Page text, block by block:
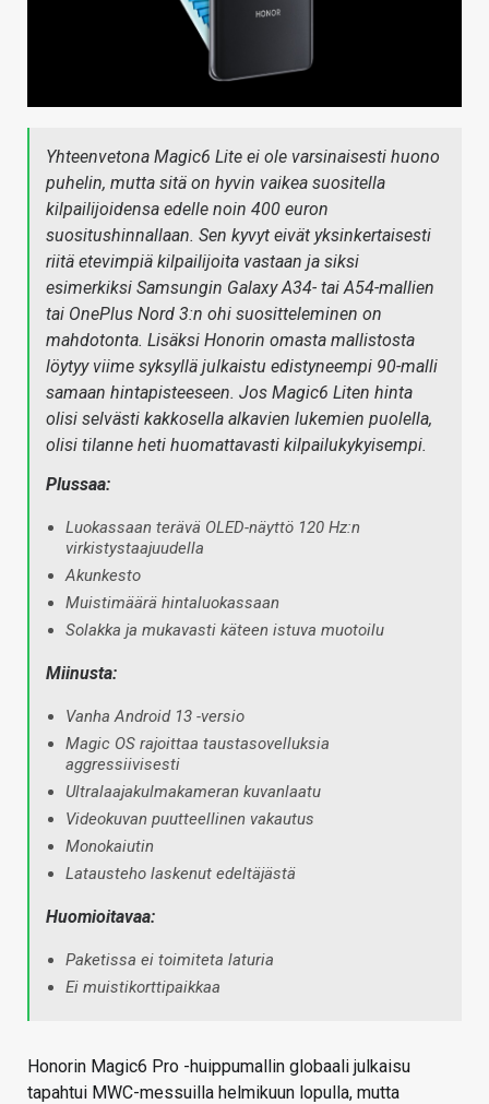
Yhteenvetona Magic6 Lite ei ole varsinaisesti huono
puhelin, mutta sitä on hyvin vaikea suositella
kilpailijoidensa edelle noin 400 euron
suositushinnallaan. Sen kyvyt eivät yksinkertaisesti
riitä etevimpiä kilpailijoita vastaan ja siksi
esimerkiksi Samsungin Galaxy A34- tai A54-mallien
tai OnePlus Nord 3:n ohi suositteleminen on
mahdotonta. Lisäksi Honorin omasta mallistosta
löytyy viime syksyllä julkaistu edistyneempi 90-malli
samaan hintapisteeseen. Jos Magic6 Liten hinta
olisi selvästi kakkosella alkavien lukemien puolella,
olisi tilanne heti huomattavasti kilpailukykyisempi.
Plussaa:
Luokassaan terävä OLED-näyttö 120 Hz:n
virkistystaajuudella
Akunkesto
Muistimäärä hintaluokassaan
Solakka ja mukavasti käteen istuva muotoilu
Miinusta:
Vanha Android 13 -versio
Magic OS rajoittaa taustasovelluksia
aggressiivisesti
Ultralaajakulmakameran kuvanlaatu
Videokuvan puutteellinen vakautus
Monokaiutin
Latausteho laskenut edeltäjästä
Huomioitavaa:
Paketissa ei toimiteta laturia
Ei muistikorttipaikkaa
Honorin Magic6 Pro -huippumallin globaali julkaisu
tapahtui MWC-messuilla helmikuun lopulla, mutta